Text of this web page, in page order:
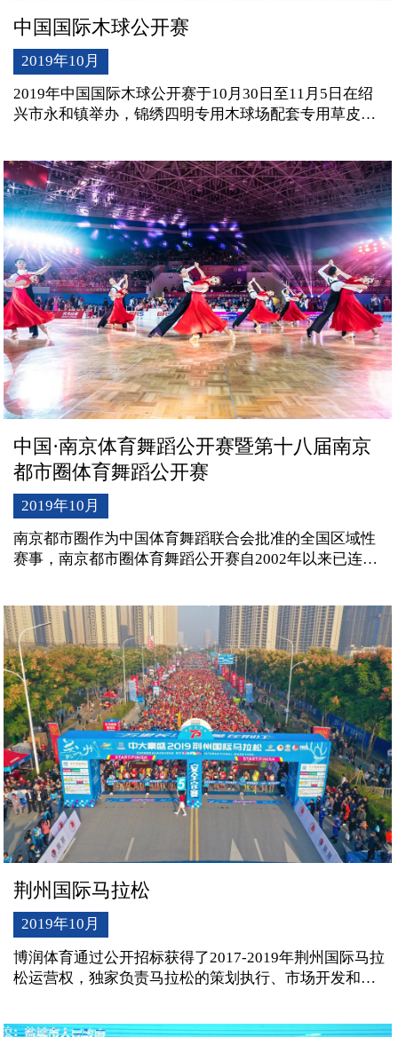
中国国际木球公开赛
2019年10月
2019年中国国际木球公开赛于10月30日至11月5日在绍
兴市永和镇举办，锦绣四明专用木球场配套专用草皮和
良好的比赛环境，享受完美的赛事体验。
中国·南京体育舞蹈公开赛暨第十八届南京
都市圈体育舞蹈公开赛
2019年10月
南京都市圈作为中国体育舞蹈联合会批准的全国区域性
赛事，南京都市圈体育舞蹈公开赛自2002年以来已连续
南京体育十大品牌赛事。
荆州国际马拉松
2019年10月
博润体育通过公开招标获得了2017-2019年荆州国际马拉
松运营权，独家负责马拉松的策划执行、市场开发和宣